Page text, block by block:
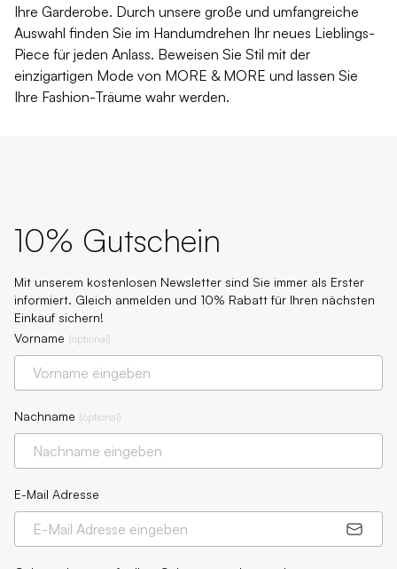
Ihre Garderobe. Durch unsere große und umfangreiche
Auswahl finden Sie im Handumdrehen Ihr neues Lieblings-
Piece für jeden Anlass. Beweisen Sie Stil mit der
einzigartigen Mode von MORE & MORE und lassen Sie
Ihre Fashion-Träume wahr werden.
10% Gutschein
Mit unserem kostenlosen Newsletter sind Sie immer als Erster
informiert. Gleich anmelden und 10% Rabatt für Ihren nächsten
Einkauf sichern!
Vorname (optional)
Nachname (optional)
E-Mail Adresse